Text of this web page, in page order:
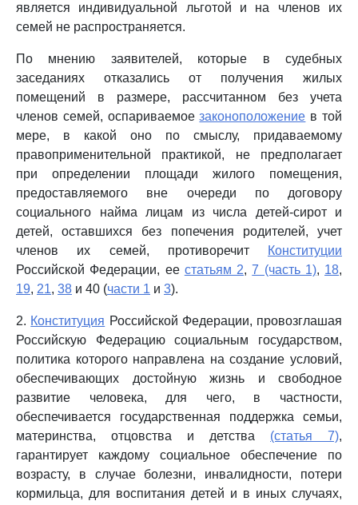
является индивидуальной льготой и на членов их
семей не распространяется.
По мнению заявителей, которые в судебных
заседаниях отказались от получения жилых
помещений в размере, рассчитанном без учета
членов семей, оспариваемоезаконоположение в той
мере, в какой оно по смыслу, придаваемому
правоприменительной практикой, не предполагает
при определении площади жилого помещения,
предоставляемого вне очереди по договору
социального найма лицам из числа детей-сирот и
детей, оставшихся без попечения родителей, учет
членов их семей, противоречит
Конституции
Российской Федерации, ее статьям 2,7 (часть 1), 18,
19, 21, 38 и 40 (части 1 и 3).
2. Конституция Российской Федерации, провозглашая
Российскую Федерацию социальным государством,
политика которого направлена на создание условий,
обеспечивающих достойную жизнь и свободное
развитие человека, для чего, в частности,
обеспечивается государственная поддержка семьи,
материнства, отцовства и детства (статья 7),
гарантирует каждому социальное обеспечение по
возрасту, в случае болезни, инвалидности, потери
кормильца, для воспитания детей и в иных случаях,